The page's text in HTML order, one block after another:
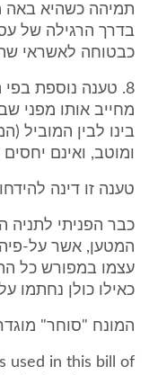
תמיהה כשהיא באה
בדרך הרגילה של
כבטוחה לאשראי
8. טענה נוספת
מחייב אותו מפני
ומוטב, ואינם יחסים
טענה זו דינה
כבר הפניתי
עצמו במפורש כל
כאילו כולן נחתמו על
המונח "סוחר" מוגדר בסעיף 1 לשטר
used in this bill of